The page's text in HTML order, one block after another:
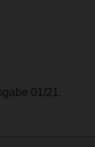
01/21.